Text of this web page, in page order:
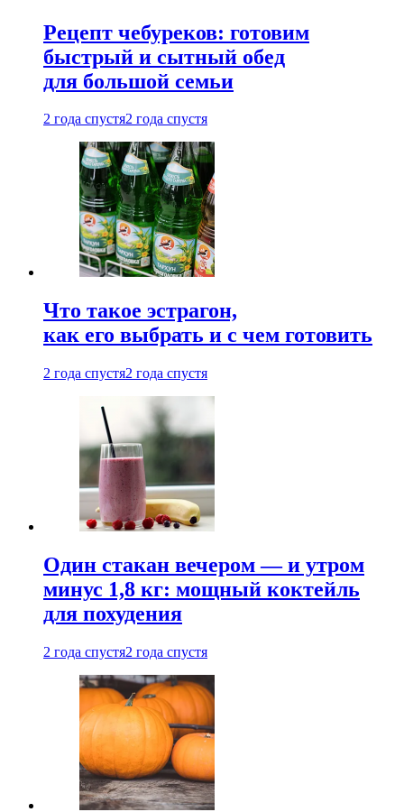
Рецепт чебуреков: готовим
быстрый и сытный обед
для большой семьи
2 года спустя2 года спустя
Что такое эстрагон,
как его выбрать и с чем готовить
2 года спустя2 года спустя
Один стакан вечером — и утром
минус 1,8 кг: мощный коктейль
для похудения
2 года спустя2 года спустя